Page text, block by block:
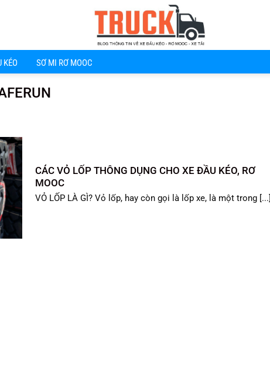
KÉO SƠ MI RƠ MOOC
CÁC VỎ LỐP THÔNG DỤNG CHO XE ĐẦU KÉO, RƠ
MOOC
VỎ LỐP LÀ GÌ? Vỏ lốp, hay còn gọi là lốp xe, là một trong [...]